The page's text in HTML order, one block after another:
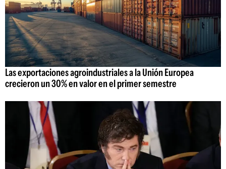
Las exportaciones agroindustriales a la Unión Europea
crecieron un 30% en valor en el primer semestre